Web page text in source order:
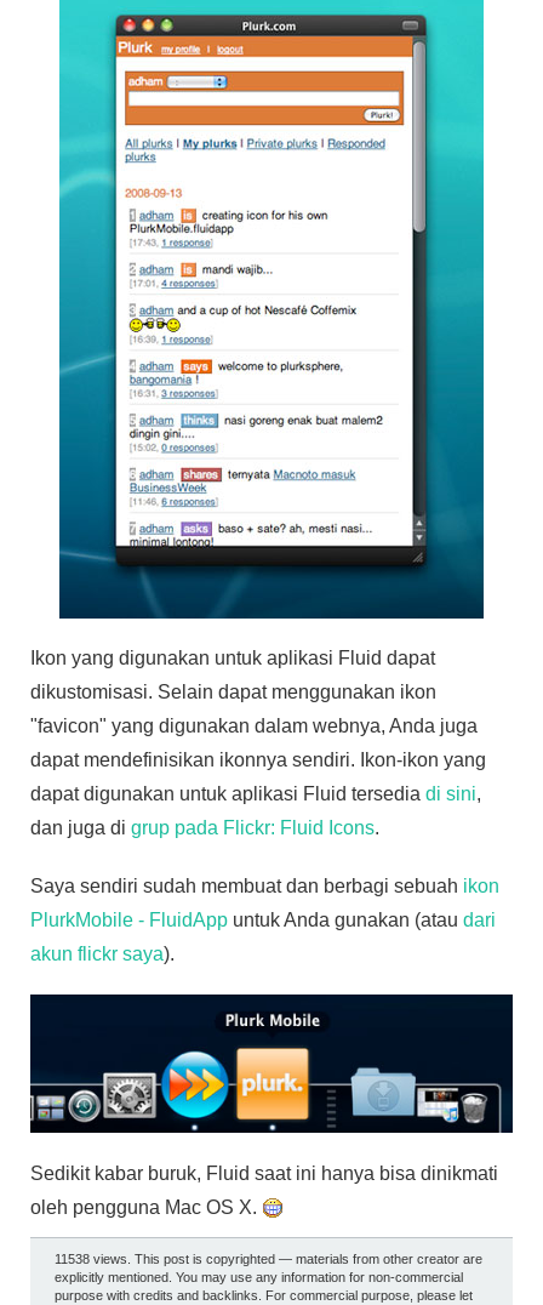
Ikon yang digunakan untuk aplikasi Fluid dapat
dikustomisasi. Selain dapat menggunakan ikon
"favicon" yang digunakan dalam webnya, Anda juga
dapat mendefinisikan ikonnya sendiri. Ikon-ikon yang
dapat digunakan untuk aplikasi Fluid tersedia di sini,
dan juga di grup pada Flickr: Fluid Icons.
Saya sendiri sudah membuat dan berbagi sebuah ikon
PlurkMobile - FluidApp untuk Anda gunakan (atau dari
akun flickr saya).
Sedikit kabar buruk, Fluid saat ini hanya bisa dinikmati
oleh pengguna Mac OS X.
11538 views. This post is copyrighted — materials from other creator are
explicitly mentioned. You may use any information for non-commercial
purpose with credits and backlinks. For commercial purpose, please let